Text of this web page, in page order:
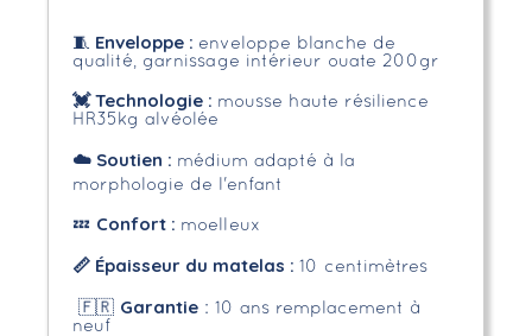
🧵 Enveloppe: enveloppe blanche de
qualité, garnissage intérieur ouate 200gr
💓 Technologie : mousse haute résilience
HR35kg alvéolée
☁️Soutien : médium adapté à la
morphologie de l'enfant
💤 Confort : moelleux
📏 Épaisseur du matelas : 10 centimètres
🇫🇷 Garantie: 10 ans remplacement à
neuf